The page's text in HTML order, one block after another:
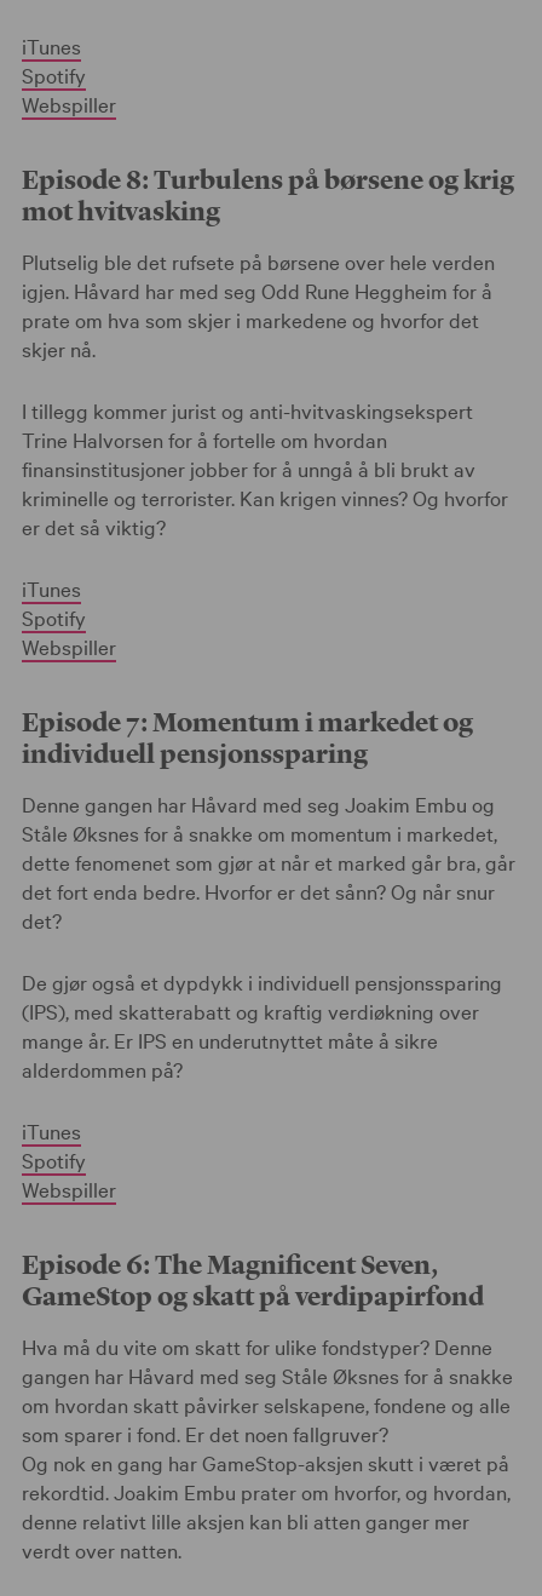
iTunes
Spotify
Webspiller
Episode 8: Turbulens på børsene og krig
mot hvitvasking
Plutselig ble det rufsete på børsene over hele verden
igjen. Håvard har med seg Odd Rune Heggheim for å
prate om hva som skjer i markedene og hvorfor det
skjer nå.
I tillegg kommer jurist og anti-hvitvaskingsekspert
Trine Halvorsen for å fortelle om hvordan
finansinstitusjoner jobber for å unngå å bli brukt av
kriminelle og terrorister. Kan krigen vinnes? Og hvorfor
er det så viktig?
iTunes
Spotify
Webspiller
Episode 7: Momentum i markedet og
individuell pensjonssparing
Denne gangen har Håvard med seg Joakim Embu og
Ståle Øksnes for å snakke om momentum i markedet,
dette fenomenet som gjør at når et marked går bra, går
det fort enda bedre. Hvorfor er det sånn? Og når snur
det?
De gjør også et dypdykk i individuell pensjonssparing
(IPS), med skatterabatt og kraftig verdiøkning over
mange år. Er IPS en underutnyttet måte å sikre
alderdommen på?
iTunes
Spotify
Webspiller
Episode 6: The Magnificent Seven,
GameStop og skatt på verdipapirfond
Hva må du vite om skatt for ulike fondstyper? Denne
gangen har Håvard med seg Ståle Øksnes for å snakke
om hvordan skatt påvirker selskapene, fondene og alle
som sparer i fond. Er det noen fallgruver?
Og nok en gang har GameStop-aksjen skutt i været på
rekordtid. Joakim Embu prater om hvorfor, og hvordan,
denne relativt lille aksjen kan bli atten ganger mer
verdt over natten.